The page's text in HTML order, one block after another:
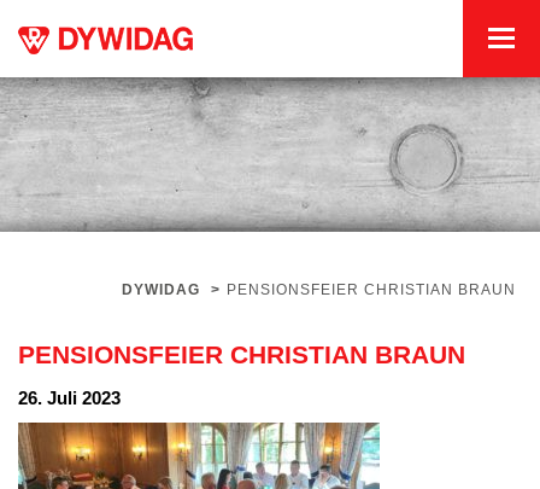
DYWIDAG > PENSIONSFEIER CHRISTIAN BRAUN
PENSIONSFEIER CHRISTIAN BRAUN
26. Juli 2023